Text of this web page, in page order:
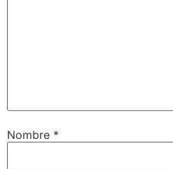
Nombre *